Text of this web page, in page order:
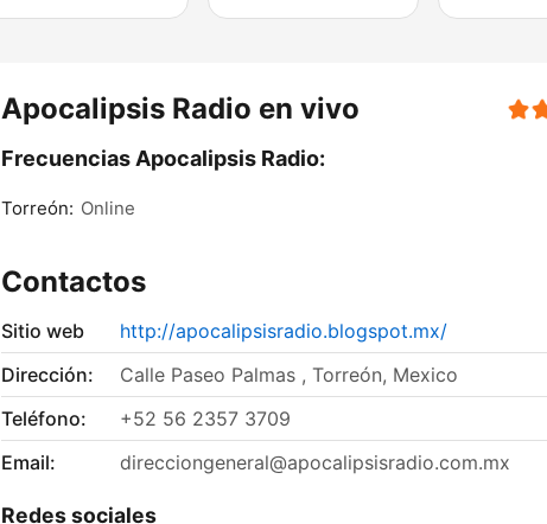
Apocalipsis Radio en vivo
Frecuencias Apocalipsis Radio:
Torreón: Online
Contactos
Sitio web
http://apocalipsisradio.blogspot.mx/
Dirección:
Calle Paseo Palmas , Torreón, Mexico
Teléfono:
+52 56 2357 3709
Email:
direcciongeneral@apocalipsisradio.com.mx
Redes sociales